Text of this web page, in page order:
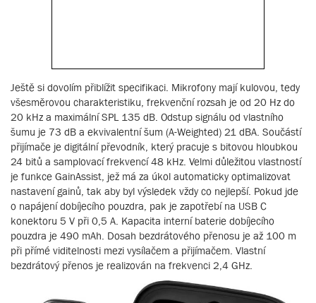
Ještě si dovolím přiblížit specifikaci. Mikrofony mají kulovou, tedy
všesměrovou charakteristiku, frekvenční rozsah je od 20 Hz do
20 kHz a maximální SPL 135 dB. Odstup signálu od vlastního
šumu je 73 dB a ekvivalentní šum (A-Weighted) 21 dBA. Součástí
přijímače je digitální převodník, který pracuje s bitovou hloubkou
24 bitů a samplovací frekvencí 48 kHz. Velmi důležitou vlastností
je funkce GainAssist, jež má za úkol automaticky optimalizovat
nastavení gainů, tak aby byl výsledek vždy co nejlepší. Pokud jde
o napájení dobíjecího pouzdra, pak je zapotřebí na USB C
konektoru 5 V při 0,5 A. Kapacita interní baterie dobíjecího
pouzdra je 490 mAh. Dosah bezdrátového přenosu je až 100 m
při přímé viditelnosti mezi vysílačem a přijímačem. Vlastní
bezdrátový přenos je realizován na frekvenci 2,4 GHz.